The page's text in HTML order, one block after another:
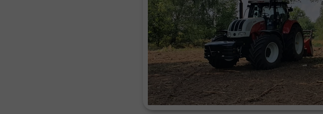
Karczowanie działki pod budowę
Czyszczenie działek